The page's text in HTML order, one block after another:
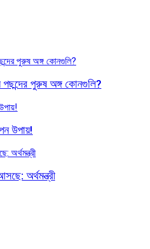
পছন্দের পুরুষ অঙ্গ কোনগুলি?
উপায়!
অর্থমন্ত্রী